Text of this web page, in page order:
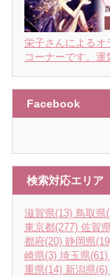
栄子さんによるオ
コーナーです。運
Facebook
検索対応エリア
滋賀県(13) 鳥取県
東京都(277) 佐賀
都府(20) 静岡県
崎県(3) 埼玉県(61)
重県(14) 新潟県(6)